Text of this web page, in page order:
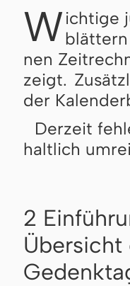
W ichtige
nen
zeigt.
der
Der­zeit
halt­lich
2
Übersicht